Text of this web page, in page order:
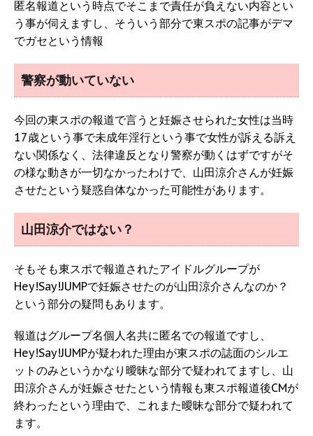
匿名報道という時点でそこまで責任が負えない内容とい
う事が伺えますし、そういう部分で東スポの記事がデマ
でガセという情報
警察が動いていない
今回の東スポの報道で言うと妊娠させられた女性は当時
17歳という事で未成年淫行という事で女性が訴える訴え
ない関係なく、法律違反となり警察が動くはずですがそ
の様な動きが一切なかったわけで、山田涼介さんが妊娠
させたという疑惑自体なかった可能性があります。
山田涼介ではない？
そもそも東スポで報道されたアイドルグループが
Hey!Say!JUMPで妊娠させたのが山田涼介さんなのか？
という部分の疑問もあります。
報道はグループ名個人名共に匿名での報道ですし、
Hey!Say!JUMPが疑われた理由が東スポの誌面のシルエ
ットのみというかなり曖昧な部分で疑われてますし、山
田涼介さんが妊娠させたという情報も東スポ報道後CMが
終わったという理由で、これまた曖昧な部分で疑われて
ます。